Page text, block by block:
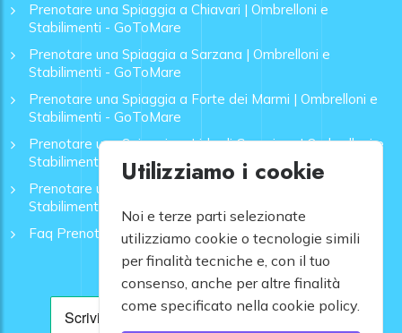
Prenotare una Spiaggia a Chiavari | Ombrelloni e
Stabilimenti - GoToMare
Prenotare una Spiaggia a Sarzana | Ombrelloni e
Stabilimenti - GoToMare
Prenotare una Spiaggia a Forte dei Marmi | Ombrelloni e
Stabilimenti - GoToMare
Prenotare una Spiaggia a Lido di Camaiore | Ombrelloni e
Stabilimenti - GoToMare
Prenotare una Spiaggia a Rapallo | Ombrelloni e
Stabilimenti - GoToMare
Faq Prenotazione Spiagge
Utilizziamo i cookie
Noi e terze parti selezionate
utilizziamo cookie o tecnologie simili
per finalità tecniche e, con il tuo
consenso, anche per altre finalità
come specificato nella cookie policy.